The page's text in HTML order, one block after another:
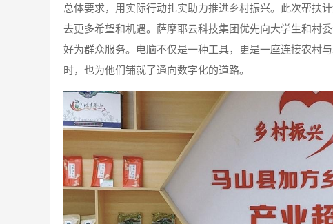
总体要求，用实际行动扎实助力推进乡村振兴。此次帮扶
去更多希望和机遇。萨摩耶云科技集团优先向大学生和村
好为群众服务。电脑不仅是一种工具，更是一座连接农村
时，也为他们铺就了通向数字化的道路。